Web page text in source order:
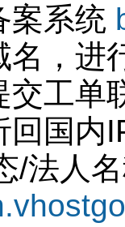
案系统
名，进
交工单
回国内
/法人